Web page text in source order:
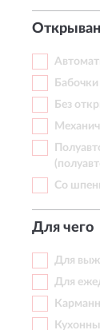
Бабочки
Без
Со
Для чего
Для
Для